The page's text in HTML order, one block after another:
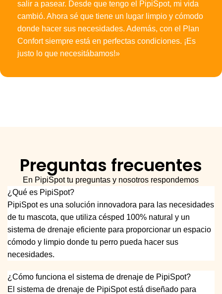
salir a pasear. Desde que tengo el PipiSpot, mi vida
cambió. Ahora sé que tiene un lugar limpio y cómodo
donde hacer sus necesidades. Además, con el Plan
Confort siempre está en perfectas condiciones. ¡Es
justo lo que necesitábamos!»
Preguntas frecuentes
En PipiSpot tu preguntas y nosotros respondemos
¿Qué es PipiSpot?
PipiSpot es una solución innovadora para las necesidades
de tu mascota, que utiliza césped 100% natural y un
sistema de drenaje eficiente para proporcionar un espacio
cómodo y limpio donde tu perro pueda hacer sus
necesidades.
¿Cómo funciona el sistema de drenaje de PipiSpot?
El sistema de drenaje de PipiSpot está diseñado para